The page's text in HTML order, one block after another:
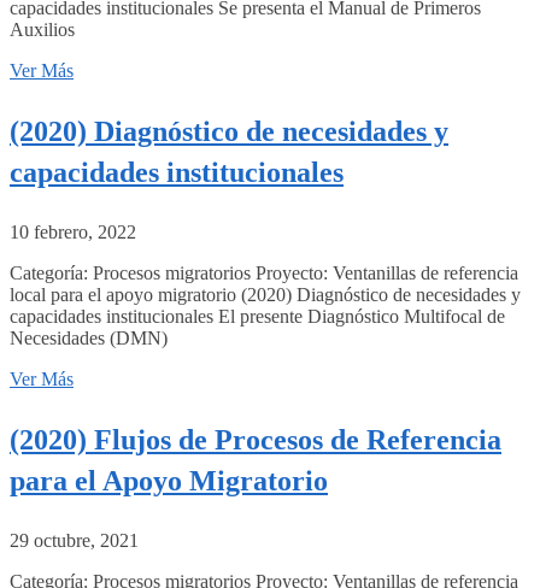
capacidades institucionales Se presenta el Manual de Primeros
Auxilios
Ver Más
(2020) Diagnóstico de necesidades y
capacidades institucionales
10 febrero, 2022
Categoría: Procesos migratorios Proyecto: Ventanillas de referencia
local para el apoyo migratorio (2020) Diagnóstico de necesidades y
capacidades institucionales El presente Diagnóstico Multifocal de
Necesidades (DMN)
Ver Más
(2020) Flujos de Procesos de Referencia
para el Apoyo Migratorio
29 octubre, 2021
Categoría: Procesos migratorios Proyecto: Ventanillas de referencia